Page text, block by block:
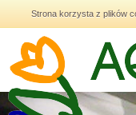
Strona korzysta z plików